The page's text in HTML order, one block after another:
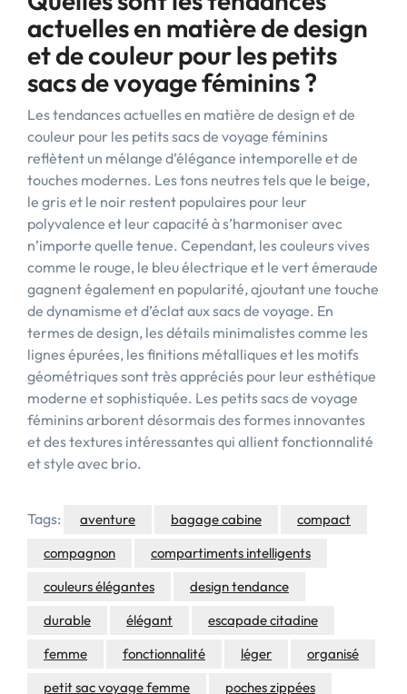
actuelles en matière de design
et de couleur pour les petits
sacs de voyage féminins ?
Les tendances actuelles en matière de design et de
couleur pour les petits sacs de voyage féminins
reflètent un mélange d’élégance intemporelle et de
touches modernes. Les tons neutres tels que le beige,
le gris et le noir restent populaires pour leur
polyvalence et leur capacité à s’harmoniser avec
n’importe quelle tenue. Cependant, les couleurs vives
comme le rouge, le bleu électrique et le vert émeraude
gagnent également en popularité, ajoutant une touche
de dynamisme et d’éclat aux sacs de voyage. En
termes de design, les détails minimalistes comme les
lignes épurées, les finitions métalliques et les motifs
géométriques sont très appréciés pour leur esthétique
moderne et sophistiquée. Les petits sacs de voyage
féminins arborent désormais des formes innovantes
et des textures intéressantes qui allient fonctionnalité
et style avec brio.
Tags: aventure bagage cabine
compact
compagnon
compartiments intelligents
couleurs élégantes
design tendance
durable
élégant
escapade citadine
femme
fonctionnalité léger
organisé
petit sac voyage femme
poches zippées